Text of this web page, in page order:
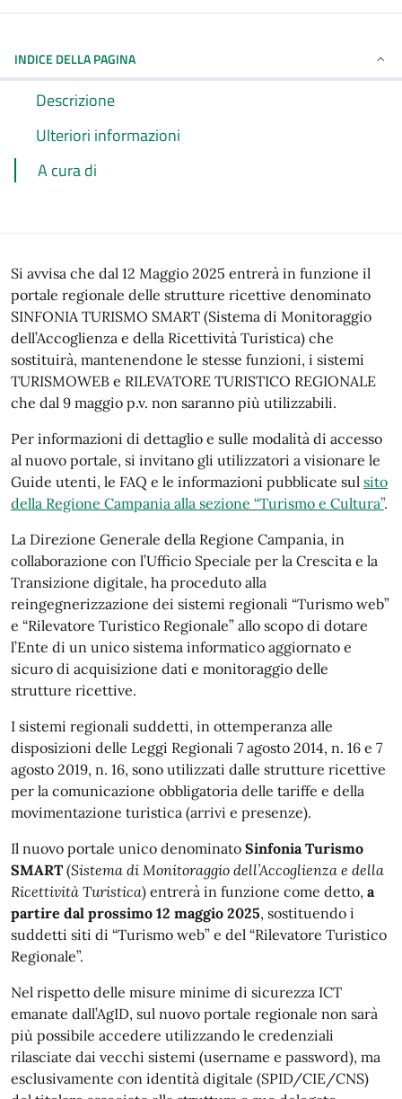
INDICE DELLA PAGINA
Descrizione
Ulteriori informazioni
A cura di
Si avvisa che dal 12 Maggio 2025 entrerà in funzione il
portale regionale delle strutture ricettive denominato
SINFONIA TURISMO SMART (Sistema di Monitoraggio
dell’Accoglienza e della Ricettività Turistica) che
sostituirà, mantenendone le stesse funzioni, i sistemi
TURISMOWEB e RILEVATORE TURISTICO REGIONALE
che dal 9 maggio p.v. non saranno più utilizzabili.
Per informazioni di dettaglio e sulle modalità di accesso
al nuovo portale, si invitano gli utilizzatori a visionare le
Guide utenti, le FAQ e le informazioni pubblicate sul sito
della Regione Campania alla sezione “Turismo e Cultura”.
La Direzione Generale della Regione Campania, in
collaborazione con l’Ufficio Speciale per la Crescita e la
Transizione digitale, ha proceduto alla
reingegnerizzazione dei sistemi regionali “Turismo web”
e “Rilevatore Turistico Regionale” allo scopo di dotare
l’Ente di un unico sistema informatico aggiornato e
sicuro di acquisizione dati e monitoraggio delle
strutture ricettive.
I sistemi regionali suddetti, in ottemperanza alle
disposizioni delle Leggi Regionali 7 agosto 2014, n. 16 e 7
agosto 2019, n. 16, sono utilizzati dalle strutture ricettive
per la comunicazione obbligatoria delle tariffe e della
movimentazione turistica (arrivi e presenze).
Il nuovo portale unico denominato Sinfonia Turismo
SMART (Sistema di Monitoraggio dell’Accoglienza e della
Ricettività Turistica) entrerà in funzione come detto, a
partire dal prossimo 12 maggio 2025, sostituendo i
suddetti siti di “Turismo web” e del “Rilevatore Turistico
Regionale”.
Nel rispetto delle misure minime di sicurezza ICT
emanate dall’AgID, sul nuovo portale regionale non sarà
più possibile accedere utilizzando le credenziali
rilasciate dai vecchi sistemi (username e password), ma
esclusivamente con identità digitale (SPID/CIE/CNS)